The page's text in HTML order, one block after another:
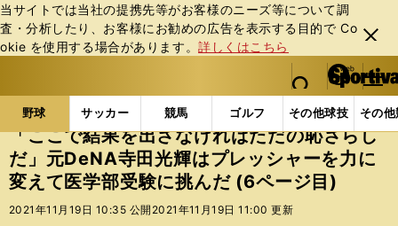
当サイトでは当社の提携先等がお客様のニーズ等について調
査・分析したり、お客様にお勧めの広告を表⽰する⽬的で Co
okie を使⽤する場合があります。詳しくはこちら
閉じ
る
web Sportiva (webスポルティーバ)
検索
マイペ
ー
ジ
メニュ
野球 サッカー 競馬 ゴルフ その他球技 その
b
ス
ポ
ル
テ
ー
野球の記事一覧 プロ野球 「ここで結果を出さなけ
「ここで結果を出さなければただの恥さらし
だ」元DeNA寺田光輝はプレッシャーを力に
変えて医学部受験に挑んだ (6ページ目)
2021年11月19日 10:35 公開 2021年11月19日 11:00 更新